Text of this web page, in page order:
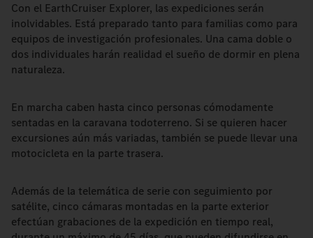
Con el EarthCruiser Explorer, las expediciones serán
inolvidables. Está preparado tanto para familias como para
equipos de investigación profesionales. Una cama doble o
dos individuales harán realidad el sueño de dormir en plena
naturaleza.
En marcha caben hasta cinco personas cómodamente
sentadas en la caravana todoterreno. Si se quieren hacer
excursiones aún más variadas, también se puede llevar una
motocicleta en la parte trasera.
Además de la telemática de serie con seguimiento por
satélite, cinco cámaras montadas en la parte exterior
efectúan grabaciones de la expedición en tiempo real,